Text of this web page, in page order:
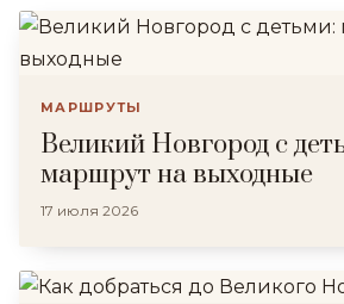
МАРШРУТЫ
Великий Новгород с
маршрут на выходные
17 июля 2026